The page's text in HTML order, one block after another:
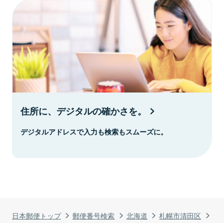
日本郵便トップ 郵便番号検索 北海道
札幌市清田区
住所に、デジタルの確かさを。
デジタルアドレスで入力も検索もスムーズに。